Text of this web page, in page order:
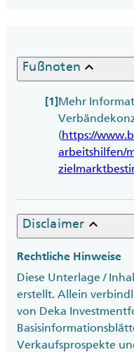
Fußnoten keyboard_arrow_up
[1]Mehr
(https://
arbeitshilfen/
Disclaimer keyboard_arrow_up
Rechtliche Hinweise
Diese Unterlage /
erstellt. Allein
von Deka
Verkaufsprospekte